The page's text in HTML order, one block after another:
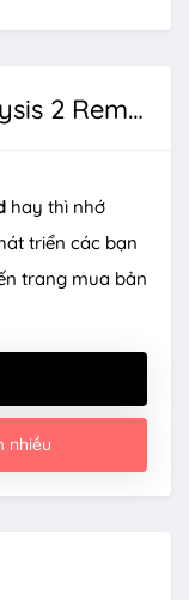
Mua bản quyền game Crysis 2 Remastered
hay thì nhớ
triển các bạn
trang mua bản
nhiều